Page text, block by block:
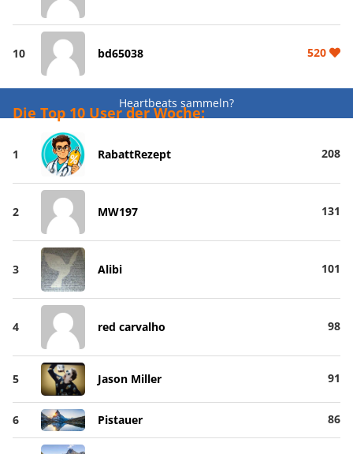
10 bd65038 520
Heartbeats sammeln?
Die Top 10 User der Woche:
1 RabattRezept 208
2 MW197 131
3 Alibi 101
4 red carvalho 98
5 Jason Miller 91
6 Pistauer 86